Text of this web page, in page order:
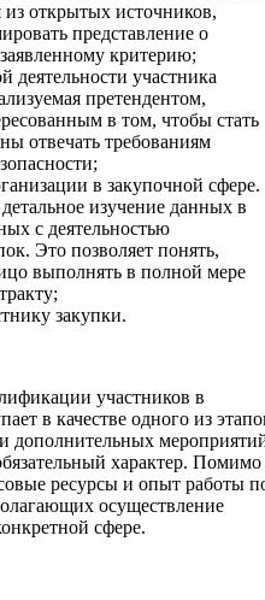
открытых источников,
представление о
критерию;
деятельности участника
претендентом,
в том, чтобы стать
отвечать требованиям
в закупочной сфере.
изучение данных в
с деятельностью
Это позволяет понять,
выполнять в полной мере
закупки.
участников в
в качестве одного из
дополнительных
характер. Помимо
ресурсы и опыт работы
осуществление
сфере.